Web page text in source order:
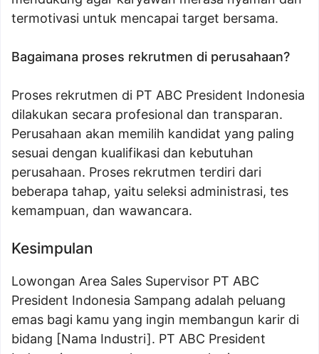
termotivasi untuk mencapai target bersama.
Bagaimana proses rekrutmen di perusahaan?
Proses rekrutmen di PT ABC President Indonesia
dilakukan secara profesional dan transparan.
Perusahaan akan memilih kandidat yang paling
sesuai dengan kualifikasi dan kebutuhan
perusahaan. Proses rekrutmen terdiri dari
beberapa tahap, yaitu seleksi administrasi, tes
kemampuan, dan wawancara.
Kesimpulan
Lowongan Area Sales Supervisor PT ABC
President Indonesia Sampang adalah peluang
emas bagi kamu yang ingin membangun karir di
bidang [Nama Industri]. PT ABC President